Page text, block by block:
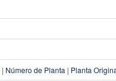
| Número de Planta | Planta